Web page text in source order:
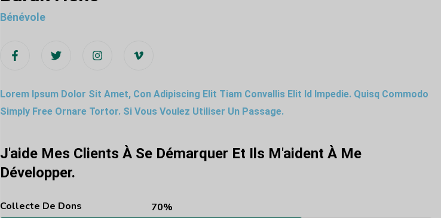
Bénévole
Lorem Ipsum Dolor Sit Amet, Con Adipiscing Elit Tiam Convallis Elit Id Impedie. Quisq Commodo
Simply Free Ornare Tortor. Si Vous Voulez Utiliser Un Passage.
J'aide Mes Clients À Se Démarquer Et Ils M'aident À Me
Développer.
Collecte De Dons 70%